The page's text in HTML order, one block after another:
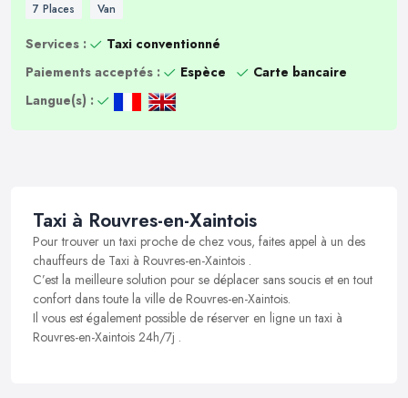
7 Places Van
Services :
Taxi conventionné
Paiements acceptés :
Espèce
Carte bancaire
Langue(s) :
Taxi à Rouvres-en-Xaintois
Pour trouver un taxi proche de chez vous, faites appel à un des
chauffeurs de Taxi à Rouvres-en-Xaintois .
C’est la meilleure solution pour se déplacer sans soucis et en tout
confort dans toute la ville de Rouvres-en-Xaintois.
Il vous est également possible de réserver en ligne un taxi à
Rouvres-en-Xaintois 24h/7j .